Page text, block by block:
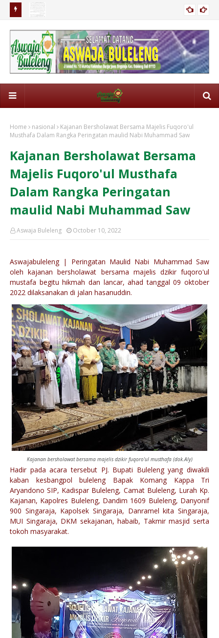
Home nasional
Kajanan Bersholawat Bersama Majelis Fuqoro'ul
Musthafa Dalam Rangka Peringatan maulid Nabi Muhammad Saw
Kajanan Bersholawat Bersama
Majelis Fuqoro'ul Musthafa
Dalam Rangka Peringatan
maulid Nabi Muhammad Saw
Aswaja Buleleng October 10, 2022
Aswajabuleleng | Peringatan Maulid Nabi Muhammad Saw
oleh kajanan bersholawat bersama majelis dzikir fuqoro'ul
mustafa begitu hikmah dan lancar, ahad tanggal 09 oktober
2022 dilaksanakan di jalan hasanuddin.
Kajanan bersholawat bersama majelis dzikir fuqoro'ul musthafa (dok.Aly)
Hadir pada acara tersebut PJ. Bupati Buleleng yang diwakili
kaban kesbangpol buleleng Bapak Komang Kappa Tri
Aryandono SIP, Kadispar Buleleng, Camat Buleleng, Lurah Kp.
Kajanan, Kapolres Buleleng, Dandim 1609 Buleleng, Danyonif
900 Singaraja, Kapolsek Singaraja, Danramel kita Singaraja,
MUI Singaraja, DKM sekajanan, habaib, Takmir masjid serta
tokoh masyarakat.